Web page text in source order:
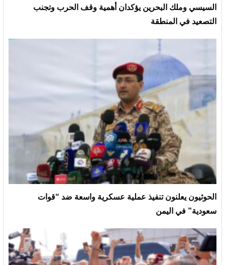
السيسي وملك البحرين يؤكدان أهمية وقف الحرب وتجنب
التصعيد في المنطقة
الحوثيون يعلنون تنفيذ عملية عسكرية واسعة ضد “قوات
سعودية” في اليمن